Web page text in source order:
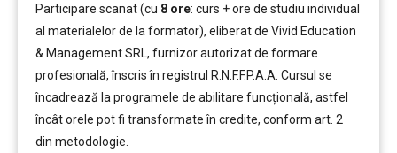
Participare scanat (cu 8 ore: curs + ore de studiu individual
al materialelor de la formator), eliberat de Vivid Education
& Management SRL, furnizor autorizat de formare
profesională, înscris în registrul R.N.F.F.P.A.A. Cursul se
încadrează la programele de abilitare funcțională, astfel
încât orele pot fi transformate în credite, conform art. 2
din metodologie.